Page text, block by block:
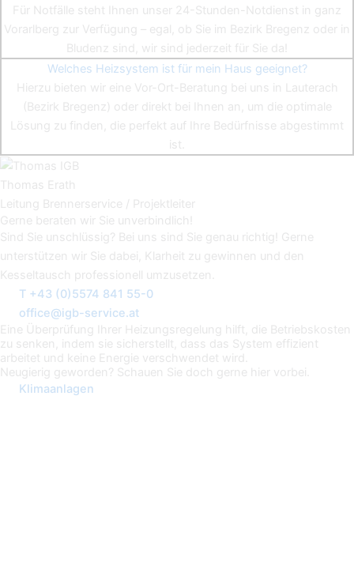
Für Notfälle steht Ihnen unser 24-Stunden-Notdienst in ganz
Vorarlberg zur Verfügung – egal, ob Sie im Bezirk Bregenz oder in
Bludenz sind, wir sind jederzeit für Sie da!
Welches Heizsystem ist für mein Haus geeignet?
Hierzu bieten wir eine Vor-Ort-Beratung bei uns in Lauterach
(Bezirk Bregenz) oder direkt bei Ihnen an, um die optimale
Lösung zu finden, die perfekt auf Ihre Bedürfnisse abgestimmt
ist.
Thomas Erath
Leitung Brennerservice / Projektleiter
Gerne beraten wir Sie unverbindlich!
Sind Sie unschlüssig? Bei uns sind Sie genau richtig! Gerne
unterstützen wir Sie dabei, Klarheit zu gewinnen und den
Kesseltausch professionell umzusetzen.
T +43 (0)5574 841 55-0
office@igb-service.at
Eine Überprüfung Ihrer Heizungsregelung hilft, die Betriebskosten
zu senken, indem sie sicherstellt, dass das System effizient
arbeitet und keine Energie verschwendet wird.
Neugierig geworden? Schauen Sie doch gerne hier vorbei.
Klimaanlagen